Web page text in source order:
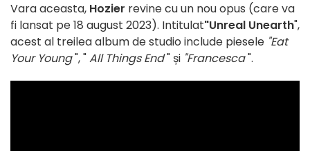
Vara aceasta, Hozier revine cu un nou opus (care va
fi lansat pe 18 august 2023). Intitulat"Unreal Unearth",
acest al treilea album de studio include piesele "Eat
Your Young", "All Things End" și "Francesca".